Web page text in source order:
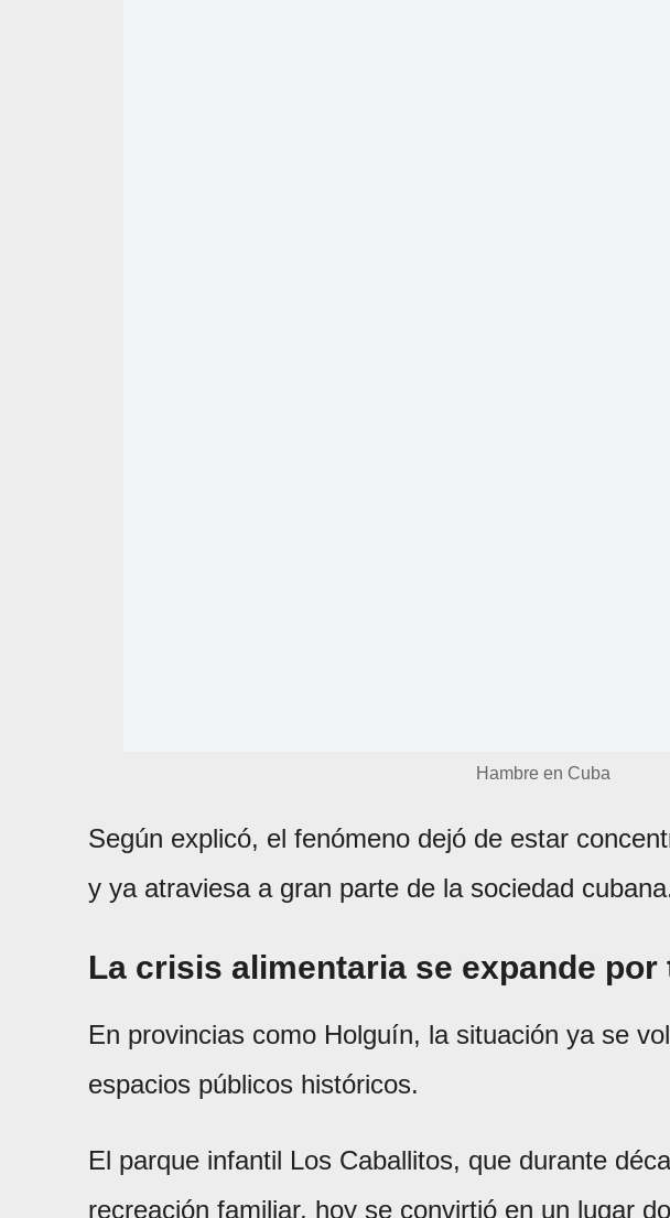
Hambre en Cuba
Según explicó, el fenómeno dejó de estar
y ya atraviesa a gran parte de la sociedad
La crisis alimentaria se expande por
En provincias como Holguín, la situación ya se
espacios públicos históricos.
El parque infantil Los Caballitos, que durante
recreación familiar, hoy se convirtió en un lugar